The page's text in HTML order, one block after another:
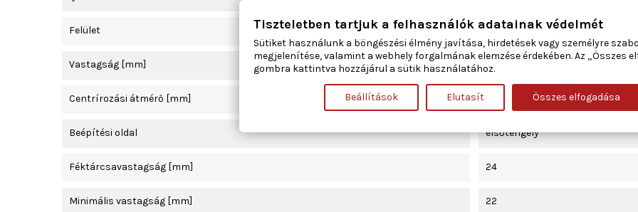
Felület bevonatolt
Vastagság [mm] 47,0
Centrírozási átmérő [mm]
Beépítési oldal elsőtengely
Féktárcsavastagság [mm] 24
Minimális vastagság [mm] 22
Tiszteletben tartjuk a felhasználók adatainak védelmét
Sütiket használunk a böngészési élmény javítása, hirdetések vagy személyre
megjelenítése, valamint a webhely forgalmának elemzése érdekében. Az „Összes
gombra kattintva hozzájárul a sütik használatához.
Beállítások Elutasít Összes elfogadása